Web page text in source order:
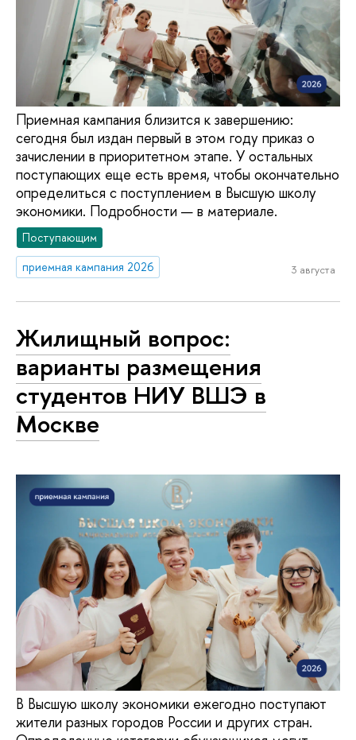
Приемная кампания близится к завершению:
сегодня был издан первый в этом году приказ о
зачислении в приоритетном этапе. У остальных
поступающих еще есть время, чтобы окончательно
определиться с поступлением в Высшую школу
экономики. Подробности — в материале.
Поступающим
приемная кампания 2026
3 августа
Жилищный вопрос:
варианты размещения
студентов НИУ ВШЭ в
Москве
В Высшую школу экономики ежегодно поступают
жители разных городов России и других стран.